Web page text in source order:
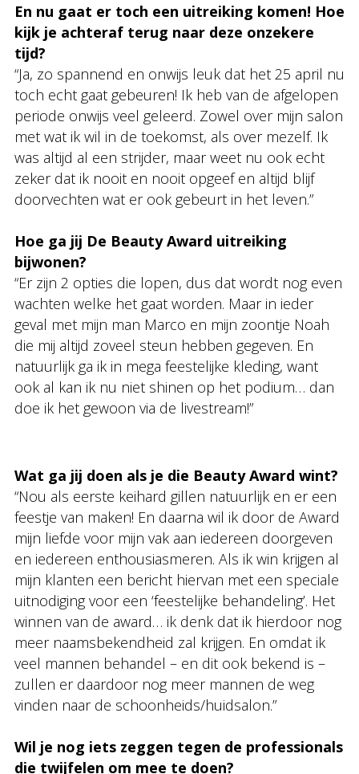
En nu gaat er toch een uitreiking komen! Hoe
kijk je achteraf terug naar deze onzekere
tijd?
“Ja, zo spannend en onwijs leuk dat het 25 april nu
toch echt gaat gebeuren! Ik heb van de afgelopen
periode onwijs veel geleerd. Zowel over mijn salon
met wat ik wil in de toekomst, als over mezelf. Ik
was altijd al een strijder, maar weet nu ook echt
zeker dat ik nooit en nooit opgeef en altijd blijf
doorvechten wat er ook gebeurt in het leven.”
Hoe ga jij De Beauty Award uitreiking
bijwonen?
“Er zijn 2 opties die lopen, dus dat wordt nog even
wachten welke het gaat worden. Maar in ieder
geval met mijn man Marco en mijn zoontje Noah
die mij altijd zoveel steun hebben gegeven. En
natuurlijk ga ik in mega feestelijke kleding, want
ook al kan ik nu niet shinen op het podium… dan
doe ik het gewoon via de livestream!”
Wat ga jij doen als je die Beauty Award wint?
“Nou als eerste keihard gillen natuurlijk en er een
feestje van maken! En daarna wil ik door de Award
mijn liefde voor mijn vak aan iedereen doorgeven
en iedereen enthousiasmeren. Als ik win krijgen al
mijn klanten een bericht hiervan met een speciale
uitnodiging voor een ‘feestelijke behandeling’. Het
winnen van de award… ik denk dat ik hierdoor nog
meer naamsbekendheid zal krijgen. En omdat ik
veel mannen behandel – en dit ook bekend is –
zullen er daardoor nog meer mannen de weg
vinden naar de schoonheids/huidsalon.”
Wil je nog iets zeggen tegen de professionals
die twijfelen om mee te doen?